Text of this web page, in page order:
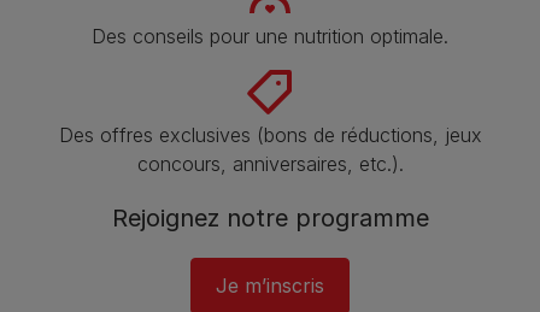
Des conseils pour une nutrition optimale.
Des offres exclusives (bons de réductions, jeux
concours, anniversaires, etc.).
Rejoignez notre programme​
Je m’inscris